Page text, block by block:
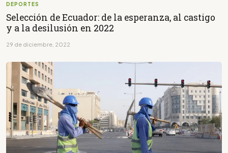
DEPORTES
Selección de Ecuador: de la esperanza, al castigo
y a la desilusión en 2022
29 de diciembre, 2022